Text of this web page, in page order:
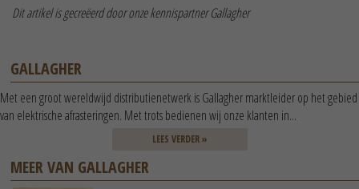
Dit artikel is gecreëerd door onze kennispartner Gallagher
GALLAGHER
Met een groot wereldwijd distributienetwerk is Gallagher marktleider op het gebied
van elektrische afrasteringen. Met trots bedienen wij onze klanten in...
LEES VERDER »
MEER VAN GALLAGHER